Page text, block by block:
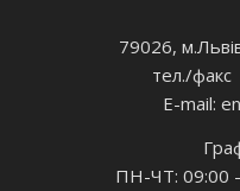
79026,
тел./
E-mail:
ПН-ЧТ: 09:00